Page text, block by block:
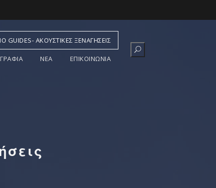
GUIDES- ΑΚΟΥΣΤΙΚΈΣ ΞΕΝΑΓΉΣΕΙΣ
ΝΕΑ ΕΠΙΚΟΙΝΩΝΙΑ